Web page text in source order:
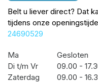
Belt u liever direct? Dat
tijdens onze
24690529
Ma
Gesloten
Di t/m Vr
09.00 -
Zaterdag
09.00 -